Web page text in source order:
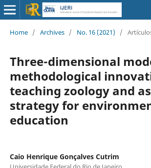
Home / Archives / No. 16 (2021) /
Three-dimensional
methodological
teaching zoology and
strategy for
education
Caio Henrique Gonçalves Cutrim